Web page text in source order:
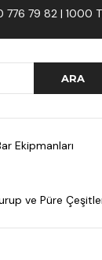
79 82 | 1000
Ekipmanları
ve Püre